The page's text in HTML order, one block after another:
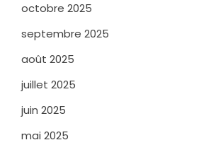
octobre 2025
septembre 2025
août 2025
juillet 2025
juin 2025
mai 2025